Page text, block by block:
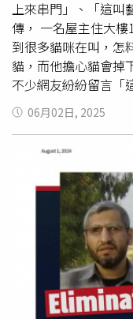
搭車。」陳映如拿起
滴。（圖／趙文彬攝
遺憾，過去當爸爸打
錯過了5、60通電話
現，爸爸抽屜裡有好
放在鐵盒裡好好收藏
對家人的虧欠跟思念
寞，也覺得自己做錯
候，他都是自己一
走了。」至於爸爸
味」的劇情，包括
調，當年爸爸的外
相見，「她們兩個
媽說，『這麼多年
紀大和解。陳映如
自己。（圖／趙文
離開，至親接二連
上來串門」、「這叫
傳， 一名屋主住大
到很多貓咪在叫，怎
貓，而他擔心貓會掉
不少網友紛紛留言「
的」、「它想嘗試
家上來串門」、「我
家丟失貓咪的吧」
離地8、9公尺墜落
」、「貓有九條
能會受傷；日本也
人的殯葬禮儀上，
屍體上方是不祥之兆
06月02日, 2025